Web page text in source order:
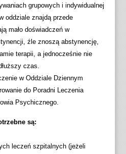
grupowych i indywidualnej
oddziale znajdą przede
mało doświadczeń w
źle znoszą abstynencję,
terapii, a jednocześnie nie
czas.
w Oddziale Dziennym
do Poradni Leczenia
Psychicznego.
są:
leczeń szpitalnych (jeżeli